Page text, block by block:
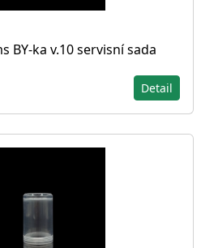
BY-ka v.10 servisní sada
Detail